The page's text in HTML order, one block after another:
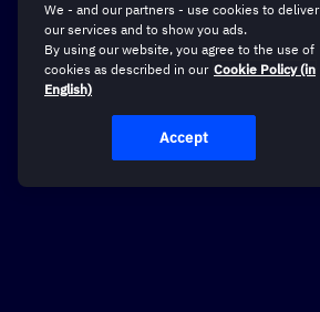
We - and our partners - use cookies to deliver
our services and to show you ads.
By using our website, you agree to the use of
cookies as described in our Cookie Policy (in
English)
Accept